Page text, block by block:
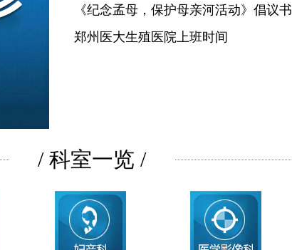
《纪念孟母，保护母亲河活动》倡议书
郑州医大生殖医院上班时间
/ 科室一览 /